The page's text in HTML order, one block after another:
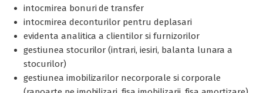
intocmirea bonuri de transfer
intocmirea deconturilor pentru deplasari
evidenta analitica a clientilor si furnizorilor
gestiunea stocurilor (intrari, iesiri, balanta lunara a
stocurilor)
gestiunea imobilizarilor necorporale si corporale